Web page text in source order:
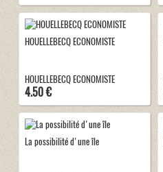
HOUELLEBECQ ECONOMISTE
HOUELLEBECQ ECONOMISTE
4.50 €
La possibilité d'une île